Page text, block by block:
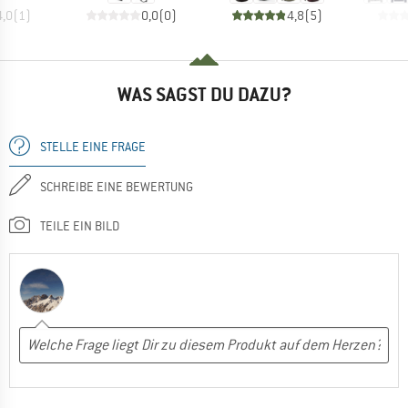
(1 ) 0,0(0) 4,8(5)
WAS SAGST DU DAZU?
STELLE EINE FRAGE
SCHREIBE EINE BEWERTUNG
TEILE EIN BILD